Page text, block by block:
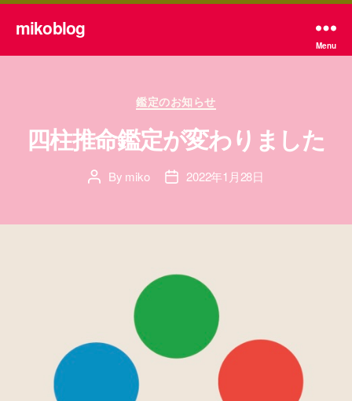
mikoblog
Menu
Categories
鑑定のお知らせ
四柱推命鑑定が変わりました
PostBy miko
Post2022年1月28日